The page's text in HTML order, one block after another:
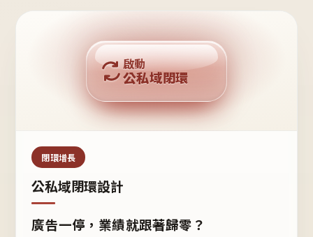
公域流量
私域鐵粉
回購複利
啟動
公私域閉環
閉環增長
公私域閉環設計
廣告一停，業績就跟著歸零？